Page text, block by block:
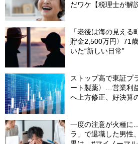
だワケ【税理士が解
「老後は海の見え
貯金2,500万円〉71
いた“新しい日常”
ストップ高で東証プ
ート製薬〉…営業利
へ上方修正、好決算
一度の注意が火種に
ラ」で退職した男性